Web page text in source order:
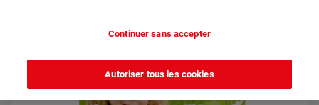
Continuer sans accepter
Autoriser tous les cookies